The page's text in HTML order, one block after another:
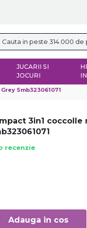
JUCARII SI
JOCURI
Smb323061071
3in1 coccolle
recenzie
Adauga in cos